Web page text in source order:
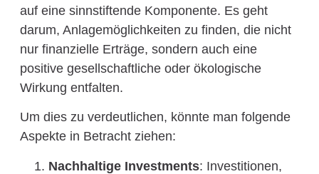
auf eine sinnstiftende Komponente. Es geht
darum, Anlagemöglichkeiten zu finden, die nicht
nur finanzielle Erträge, sondern auch eine
positive gesellschaftliche oder ökologische
Wirkung entfalten.
Um dies zu verdeutlichen, könnte man folgende
Aspekte in Betracht ziehen:
Nachhaltige Investments: Investitionen,